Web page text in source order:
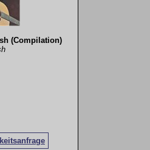
(Compilation)